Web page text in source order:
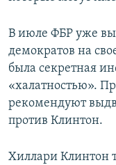
В июле ФБР уже
демократов на
была секретная
«халатностью».
рекомендуют
против Клинтон.
Хиллари Клинтон